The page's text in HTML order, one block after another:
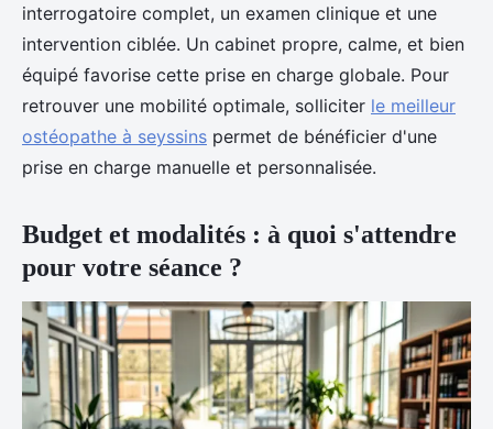
interrogatoire complet, un examen clinique et une
intervention ciblée. Un cabinet propre, calme, et bien
équipé favorise cette prise en charge globale. Pour
retrouver une mobilité optimale, solliciter le meilleur
ostéopathe à seyssins permet de bénéficier d'une
prise en charge manuelle et personnalisée.
Budget et modalités : à quoi s'attendre
pour votre séance ?